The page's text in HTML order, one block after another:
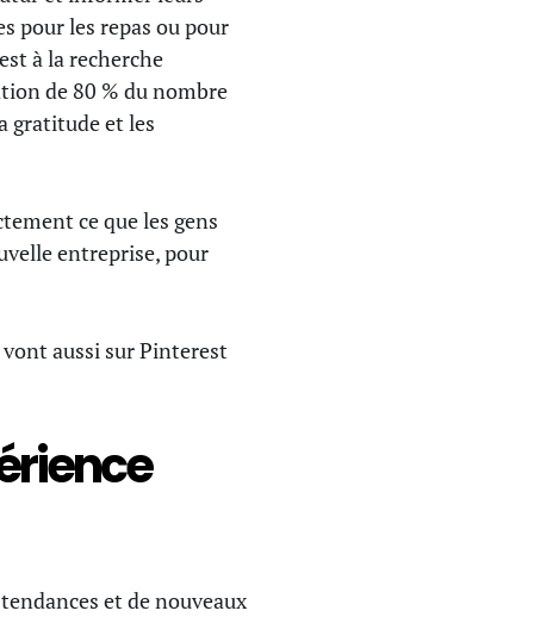
pour les repas ou pour
à la recherche
de 80 % du nombre
gratitude et les
ce que les gens
entreprise, pour
vont aussi sur Pinterest
et de nouveaux